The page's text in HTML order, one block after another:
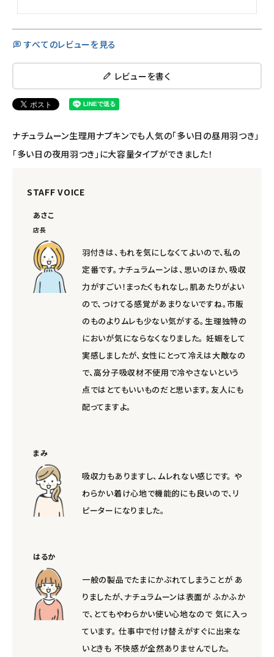
すべてのレビューを見る
レビューを書く
ナチュラムーン生理用ナプキンでも人気の「多い日の昼用羽つき」
「多い日の夜用羽つき」に大容量タイプができました！
STAFF VOICE
あさこ
店長
羽付きは、もれを気にしなくてよいので、私の
定番です。ナチュラムーンは、思いのほか、吸収
力がすごい！まったくもれなし。肌あたりがよい
ので、つけてる感覚があまりないですね。市販
のものよりムレも少ない気がする。生理独特の
においが気にならなくなりました。 妊娠をして
実感しましたが、女性にとって冷えは大敵なの
で、高分子吸収材不使用で冷やさないという
点ではとてもいいものだと思います。友人にも
配ってますよ。
まみ
吸収力もありますし、ムレれない感じです。 や
わらかい着け心地で機能的にも良いので、リ
ピーターになりました。
はるか
一般の製品でたまにかぶれてしまうことが あ
りましたが、ナチュラムーンは表面が ふかふか
で、とてもやわらかい使い心地なので 気に入っ
ています。 仕事中で付け替えがすぐに出来な
いときも 不快感が全然ありませんでした。